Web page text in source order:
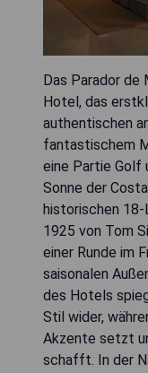
Das Parador de
Hotel, das
authentischen
fantastischem
eine Partie Golf
Sonne der
historischen
1925 von Tom
einer Runde im
saisonalen
des Hotels
Stil wider,
Akzente setzt
schafft. In der